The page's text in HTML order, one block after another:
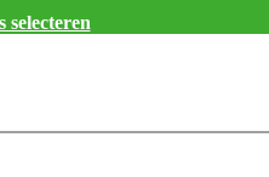
selecteren